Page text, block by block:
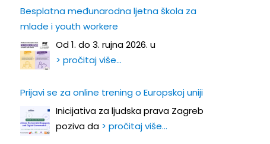
Besplatna međunarodna ljetna škola za
mlade i youth workere
Od 1. do 3. rujna 2026. u
> pročitaj više…
Prijavi se za online trening o Europskoj uniji
Inicijativa za ljudska prava Zagreb
poziva da > pročitaj više…